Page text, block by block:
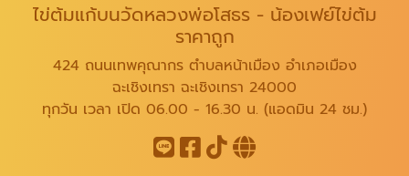
ไข่ต้มแก้บนวัดหลวงพ่อโสธร - น้องเฟย์ไข่ต้ม
ราคาถูก
424 ถนนเทพคุณากร ตำบลหน้าเมือง อำเภอเมือง
ฉะเชิงเทรา ฉะเชิงเทรา 24000
ทุกวัน เวลา เปิด 06.00 - 16.30 น. (แอดมิน 24 ชม.)